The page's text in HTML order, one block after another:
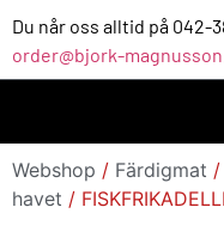
Du når oss alltid på 042-
order@bjork-
Webshop / Färdigmat /
havet /